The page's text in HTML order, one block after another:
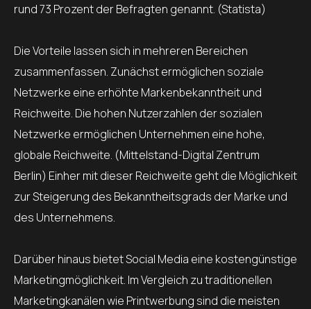
rund 73 Prozent der Befragten genannt. (Statista)
Die Vorteile lassen sich in mehreren Bereichen
zusammenfassen. Zunächst ermöglichen soziale
Netzwerke eine erhöhte Markenbekanntheit und
Reichweite. Die hohen Nutzerzahlen der sozialen
Netzwerke ermöglichen Unternehmen eine hohe,
globale Reichweite. (Mittelstand-Digital Zentrum
Berlin) Einher mit dieser Reichweite geht die Möglichkeit
zur Steigerung des Bekanntheitsgrads der Marke und
des Unternehmens.
Darüber hinaus bietet Social Media eine kostengünstige
Marketingmöglichkeit. Im Vergleich zu traditionellen
Marketingkanälen wie Printwerbung sind die meisten